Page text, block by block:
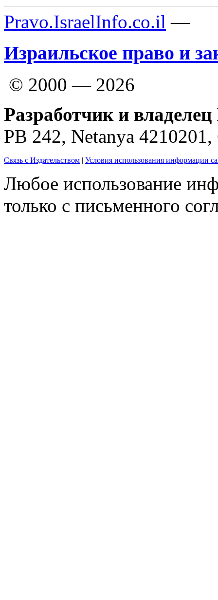
Pravo.IsraelInfo.co.il —
Израильское право и
© 2000 — 2026
Разработчик и
PB 242, Netanya
Связь с Издательством | Условия использования информации
Любое использование
только с письменного